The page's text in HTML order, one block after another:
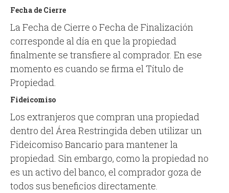
Fecha de Cierre
La Fecha de Cierre o Fecha de Finalización
corresponde al día en que la propiedad
finalmente se transfiere al comprador. En ese
momento es cuando se firma el Título de
Propiedad.
Fideicomiso
Los extranjeros que compran una propiedad
dentro del Área Restringida deben utilizar un
Fideicomiso Bancario para mantener la
propiedad. Sin embargo, como la propiedad no
es un activo del banco, el comprador goza de
todos sus beneficios directamente.